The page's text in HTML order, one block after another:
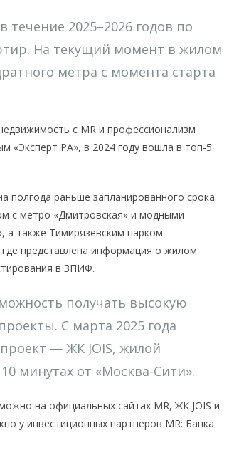
2025–2026 годов по
На текущий момент в жилом
метра с момента старта
с MR и профессионализм
«Эксперт РА», в 2024 году вошла в топ-5
полгода раньше запланированного срока.
с метро «Дмитровская» и модными
а также Тимирязевским парком.
представлена информация о жилом
в ЗПИФ.
получать высокую
С марта 2025 года
— ЖК JOIS, жилой
минутах от «Москва-Сити».
на официальных сайтах MR, ЖК JOIS и
у инвестиционных партнеров MR: Банка